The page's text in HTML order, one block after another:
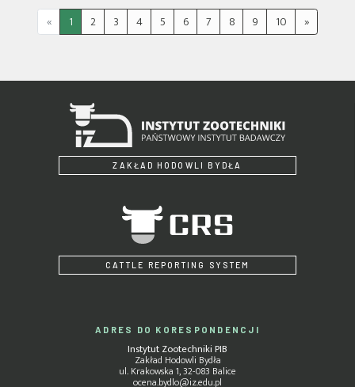
« 1 2 3 4 5 6 7 8 9 10 »
ZAKŁAD HODOWLI BYDŁA
CATTLE REPORTING SYSTEM
ADRES DO KORESPONDENCJI
Instytut Zootechniki PIB
Zakład Hodowli Bydła
ul. Krakowska 1, 32-083 Balice
ocena.bydlo@iz.edu.pl